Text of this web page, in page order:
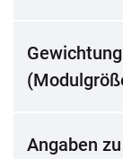
Angaben